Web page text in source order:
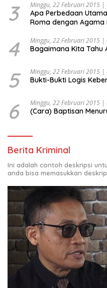
3 Minggu, 22 Februari 2015 |
Apa Perbedaan
Roma dengan Agama
4 Minggu, 22 Februari 2015 |
Bagaimana Kita Tahu
5 Minggu, 22 Februari 2015 |
Bukti-Bukti Logis
6 Minggu, 22 Februari 2015 |
(Cara) Baptisan
Berita Kriminal
Ini adalah contoh deskripsi
anda bisa memasukkan